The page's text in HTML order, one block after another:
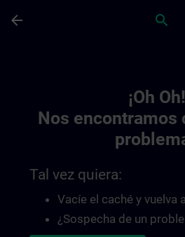
arrow_back search
¡Oh Oh!
Nos encontramos
Tal vez quiera:
Vacíe el caché y vuelva
¿Sospecha de un